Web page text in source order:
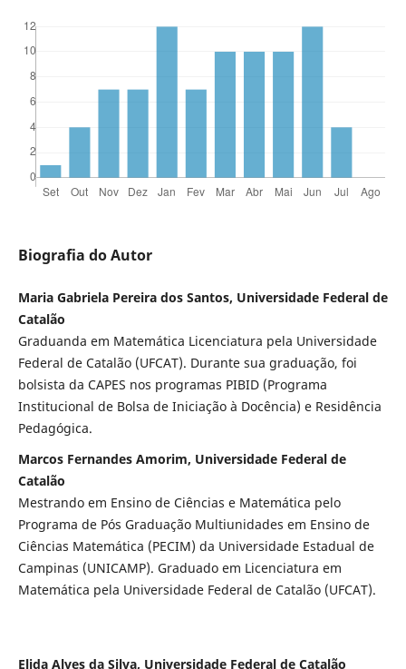
Biografia do Autor
Maria Gabriela Pereira dos Santos, Universidade Federal de
Catalão
Graduanda em Matemática Licenciatura pela Universidade
Federal de Catalão (UFCAT). Durante sua graduação, foi
bolsista da CAPES nos programas PIBID (Programa
Institucional de Bolsa de Iniciação à Docência) e Residência
Pedagógica.
Marcos Fernandes Amorim, Universidade Federal de
Catalão
Mestrando em Ensino de Ciências e Matemática pelo
Programa de Pós Graduação Multiunidades em Ensino de
Ciências Matemática (PECIM) da Universidade Estadual de
Campinas (UNICAMP). Graduado em Licenciatura em
Matemática pela Universidade Federal de Catalão (UFCAT).
Elida Alves da Silva, Universidade Federal de Catalão